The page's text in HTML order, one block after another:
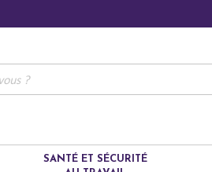
SANTÉ ET SÉCURITÉ